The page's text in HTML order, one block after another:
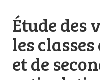
Étude des
les
et de